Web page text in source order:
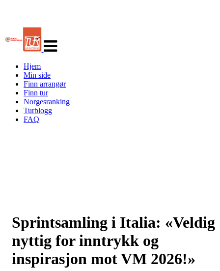
navigasjon
Hjem
Min side
Finn arrangør
Finn tur
Norgesranking
Turblogg
FAQ
Sprintsamling i Italia: «Veldig
nyttig for inntrykk og
inspirasjon mot VM 2026!»